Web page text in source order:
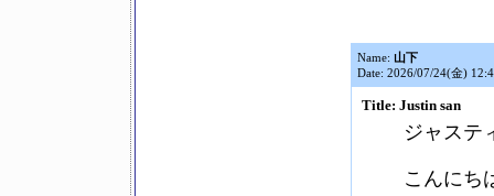
Name: 山下
Date: 2026/07/24(金)
Title: Justin san
ジャステ
こんにち